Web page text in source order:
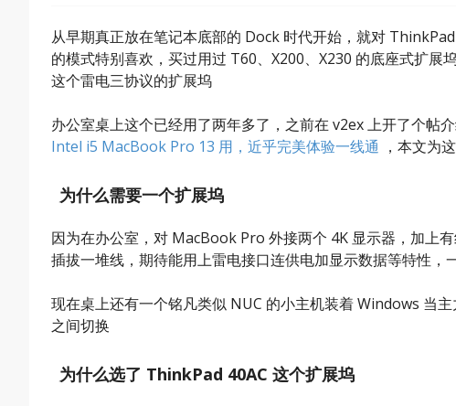
从早期真正放在笔记本底部的 Dock 时代开始，就对
的模式特别喜欢，买过用过 T60、X200、X230 的底座式扩展
这个雷电三协议的扩展坞
办公室桌上这个已经用了两年多了，之前在 v2ex 上开了个帖介
Intel i5 MacBook Pro 13 用，近乎完美体验一线通 ，本文为
为什么需要一个扩展坞
因为在办公室，对 MacBook Pro 外接两个 4K 显示器，加上
插拔一堆线，期待能用上雷电接口连供电加显示数据等特性，
现在桌上还有一个铭凡类似 NUC 的小主机装着 Windows 当
之间切换
为什么选了 ThinkPad 40AC 这个扩展坞